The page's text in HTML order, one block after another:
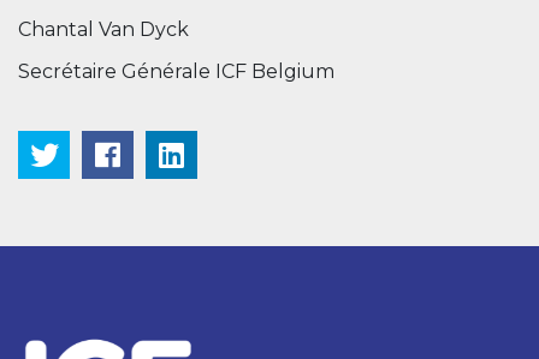
Chantal Van Dyck
Secrétaire Générale ICF Belgium